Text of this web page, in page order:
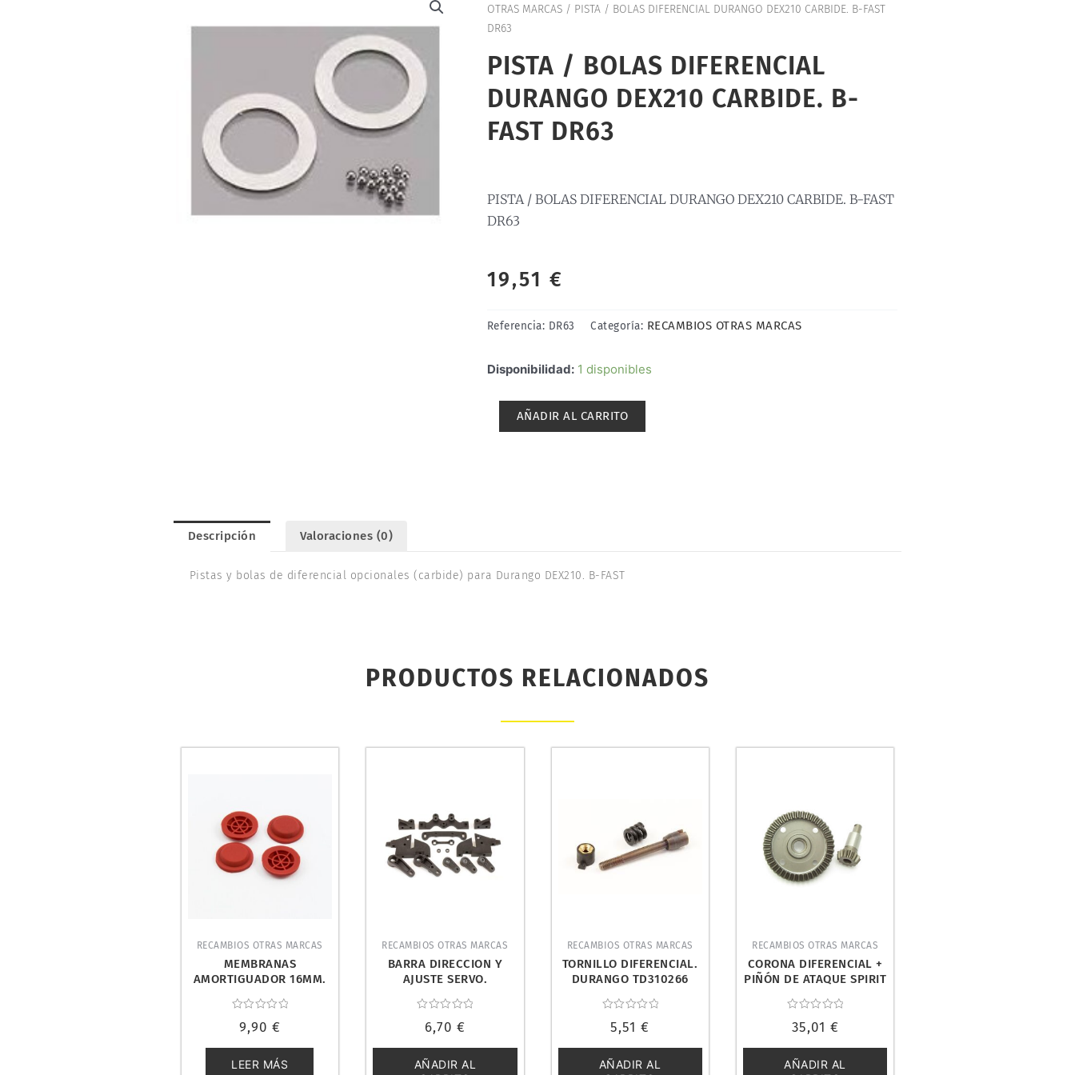
OTRAS MARCAS/ PISTA / BOLAS DIFERENCIAL DURANGO DEX210 CARBIDE. B-FAST
DR63
PISTA / BOLAS DIFERENCIAL
DURANGO DEX210 CARBIDE. B-
FAST DR63
PISTA / BOLAS DIFERENCIAL DURANGO DEX210 CARBIDE. B-FAST
DR63
19,51 €
Referencia: DR63 Categoría: RECAMBIOS OTRAS MARCAS
Disponibilidad: 1 disponibles
PISTA
AÑADIR AL CARRITO
Descripción Valoraciones (0)
Pistas y bolas de diferencial opcionales (carbide) para Durango DEX210. B-FAST
PRODUCTOS RELACIONADOS
RECAMBIOS OTRAS MARCAS
MEMBRANAS
AMORTIGUADOR 16MM.
con
de
5
9,90 €
LEER MÁS
RECAMBIOS OTRAS MARCAS
BARRA DIRECCION Y
AJUSTE SERVO.
con
de
5
6,70 €
AÑADIR AL
RECAMBIOS OTRAS MARCAS
TORNILLO DIFERENCIAL.
DURANGO TD310266
con
de
5
5,51€
AÑADIR AL
RECAMBIOS OTRAS MARCAS
CORONA DIFERENCIAL +
PIÑÓN DE ATAQUE SPIRIT
STRS
con
de
5
35,01 €
AÑADIR AL